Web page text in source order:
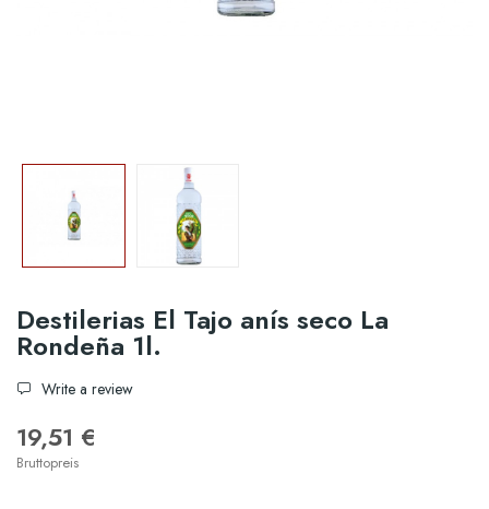
Destilerias El Tajo anís seco La
Rondeña 1l.
Write a review
19,51 €
Bruttopreis